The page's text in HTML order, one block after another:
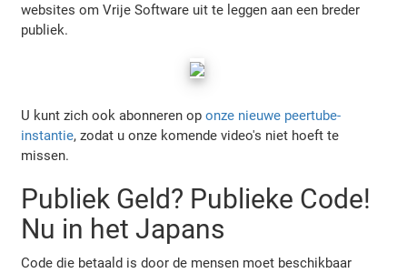
websites om Vrije Software uit te leggen aan een breder
publiek.
U kunt zich ook abonneren oponze nieuwe peertube-
instantie, zodat u onze komende video's niet hoeft te
missen.
Publiek Geld? Publieke Code!
Nu in het Japans
Code die betaald is door de mensen moet beschikbaar